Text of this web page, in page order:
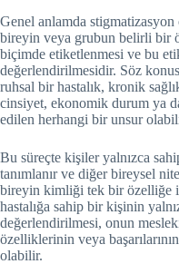
Genel anlamda stigmatizasyon
bireyin veya grubun belirli bir
biçimde etiketlenmesi ve bu
değerlendirilmesidir. Söz
ruhsal bir hastalık, kronik
cinsiyet, ekonomik durum ya
edilen herhangi bir unsur
Bu süreçte kişiler yalnızca
tanımlanır ve diğer bireysel
bireyin kimliği tek bir özelliğe
hastalığa sahip bir kişinin
değerlendirilmesi, onun
özelliklerinin veya
olabilir.